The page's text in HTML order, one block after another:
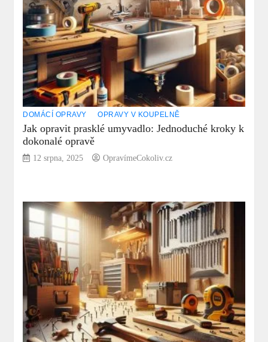
DOMÁCÍ OPRAVY OPRAVY V KOUPELNĚ
Jak opravit prasklé umyvadlo: Jednoduché kroky k
dokonalé opravě
12 srpna, 2025 OpravímeCokoliv.cz